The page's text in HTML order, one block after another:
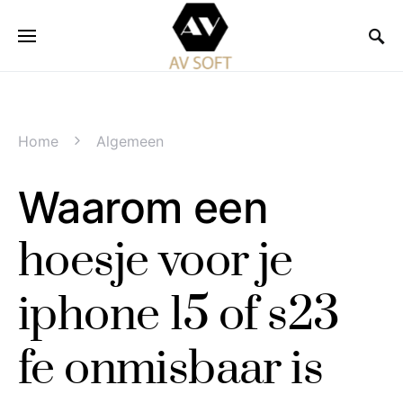
Home Algemeen
Waarom een
hoesje voor je
iphone 15 of s23
fe onmisbaar is